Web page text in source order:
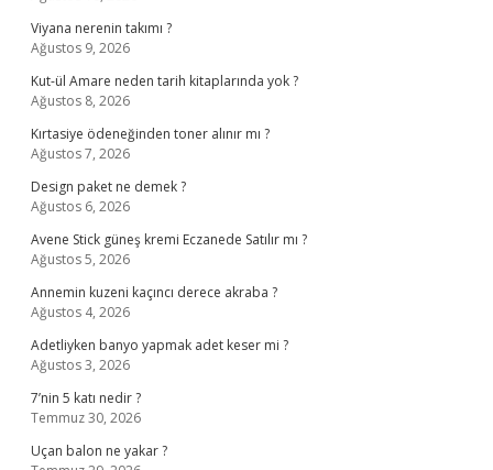
Viyana nerenin takımı ?
Ağustos 9, 2026
Kut-ül Amare neden tarih kitaplarında yok ?
Ağustos 8, 2026
Kırtasiye ödeneğinden toner alınır mı ?
Ağustos 7, 2026
Design paket ne demek ?
Ağustos 6, 2026
Avene Stick güneş kremi Eczanede Satılır mı ?
Ağustos 5, 2026
Annemin kuzeni kaçıncı derece akraba ?
Ağustos 4, 2026
Adetliyken banyo yapmak adet keser mi ?
Ağustos 3, 2026
7’nin 5 katı nedir ?
Temmuz 30, 2026
Uçan balon ne yakar ?